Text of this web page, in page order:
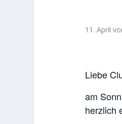
11. April
Liebe
am
herzlich